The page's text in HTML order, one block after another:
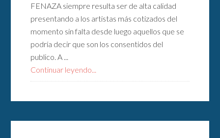
FENAZA siempre resulta ser de alta calidad
presentando a los artistas más cotizados del
momento sin falta desde luego aquellos que se
podría decir que son los consentidos del
publico. A ...
Continuar leyendo...